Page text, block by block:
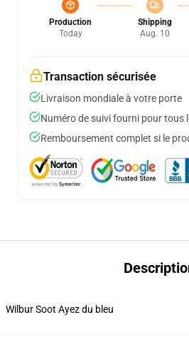
Production
Today
Shipping
Aug. 10
Transaction sécurisée
Livraison mondiale à votre porte
Numéro de suivi fourni pour tous
Remboursement complet si le
Wilbur Soot Ayez du bleu